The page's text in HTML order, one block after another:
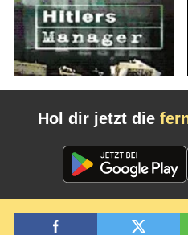
Hol dir jetzt die